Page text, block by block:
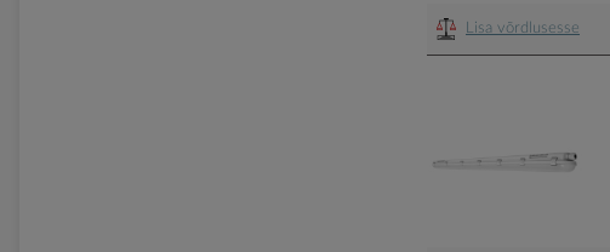
Lisa võrdlusesse